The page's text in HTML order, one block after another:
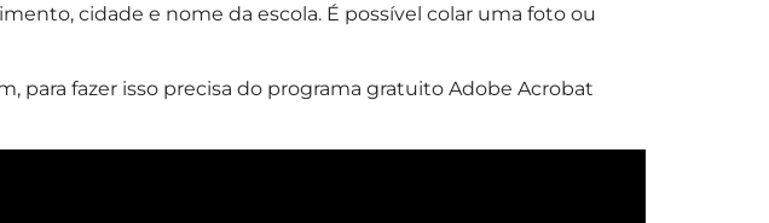
cidade e nome da escola. É possível colar uma foto ou
para fazer isso precisa do programa gratuito Adobe Acrobat